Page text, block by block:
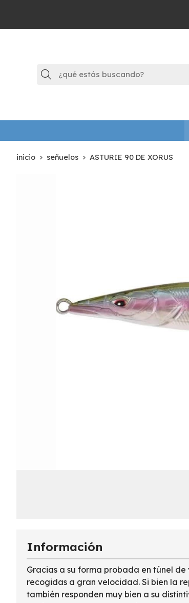
Buscar
inicio señuelos ASTURIE 90 DE XORUS
Información
Gracias a su forma probada en túnel
recogidas a gran velocidad. Si bien la
también responden muy bien a su